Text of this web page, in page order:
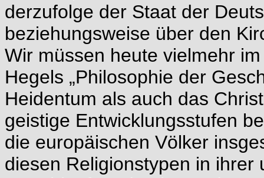
derzufolge der Staat der
beziehungsweise über den
Wir müssen heute vielmehr
Hegels „Philosophie der
Heidentum als auch das
geistige Entwicklungsstufen
die europäischen Völker
diesen Religionstypen in